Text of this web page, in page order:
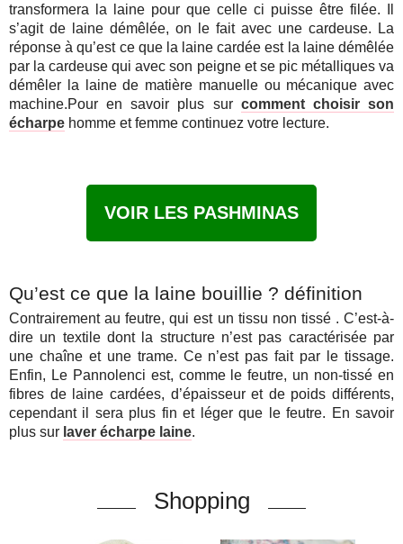
transformera la laine pour que celle ci puisse être filée. Il
s’agit de laine démêlée, on le fait avec une cardeuse. La
réponse à qu’est ce que la laine cardée est la laine démêlée
par la cardeuse qui avec son peigne et se pic métalliques va
démêler la laine de matière manuelle ou mécanique avec
machine.Pour en savoir plus sur comment choisir son
écharpe homme et femme continuez votre lecture.
VOIR LES PASHMINAS
Qu’est ce que la laine bouillie ? définition
Contrairement au feutre, qui est un tissu non tissé . C’est-à-
dire un textile dont la structure n’est pas caractérisée par
une chaîne et une trame. Ce n’est pas fait par le tissage.
Enfin, Le Pannolenci est, comme le feutre, un non-tissé en
fibres de laine cardées, d’épaisseur et de poids différents,
cependant il sera plus fin et léger que le feutre. En savoir
plus sur laver écharpe laine.
Shopping